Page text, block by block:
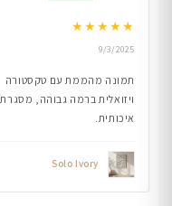
★★★★★
9/3/2025
תמונה מהממת עם טקסטורה
ויזואלית ברמה גבוהה, מסגרת
איכותית.
Solo Ivory